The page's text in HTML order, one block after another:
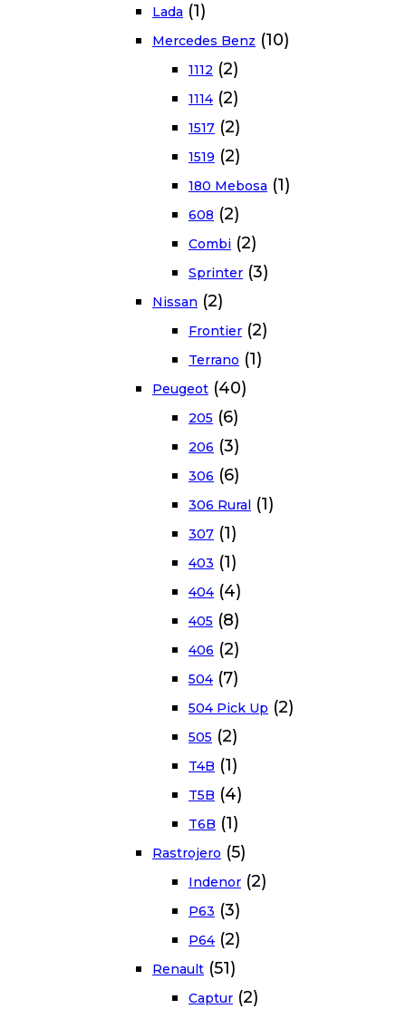
Lada (1)
Mercedes Benz (10)
1112 (2)
1114 (2)
1517 (2)
1519 (2)
180 Mebosa (1)
608 (2)
Combi (2)
Sprinter (3)
Nissan (2)
Frontier (2)
Terrano (1)
Peugeot (40)
205 (6)
206 (3)
306 (6)
306 Rural (1)
307 (1)
403 (1)
404 (4)
405 (8)
406 (2)
504 (7)
504 Pick Up (2)
505 (2)
T4B (1)
T5B (4)
T6B (1)
Rastrojero (5)
Indenor (2)
P63 (3)
P64 (2)
Renault (51)
Captur (2)